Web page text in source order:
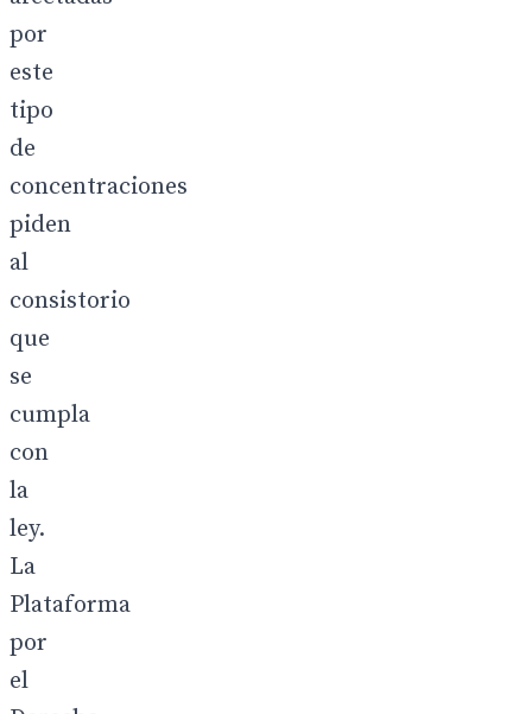
por
este
tipo
de
concentraciones
piden
al
consistorio
que
se
cumpla
con
la
ley.
La
Plataforma
por
el